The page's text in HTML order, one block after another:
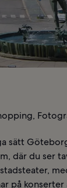
sätt
där du ser
på